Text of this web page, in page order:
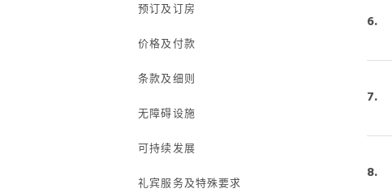
预订及订房
价格及付款
条款及细则
无障碍设施
可持续发展
礼宾服务及特殊要求